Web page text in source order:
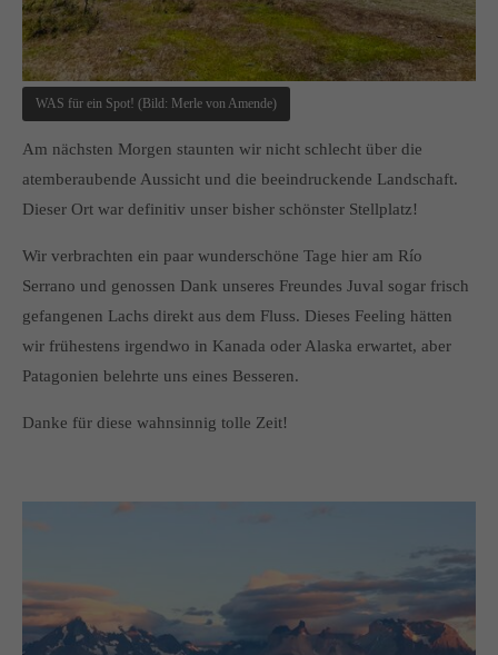
WAS für ein Spot! (Bild: Merle von Amende)
Am nächsten Morgen staunten wir nicht schlecht über die
atemberaubende Aussicht und die beeindruckende Landschaft.
Dieser Ort war definitiv unser bisher schönster Stellplatz!
Wir verbrachten ein paar wunderschöne Tage hier am Río
Serrano und genossen Dank unseres Freundes Juval sogar frisch
gefangenen Lachs direkt aus dem Fluss. Dieses Feeling hätten
wir frühestens irgendwo in Kanada oder Alaska erwartet, aber
Patagonien belehrte uns eines Besseren.
Danke für diese wahnsinnig tolle Zeit!